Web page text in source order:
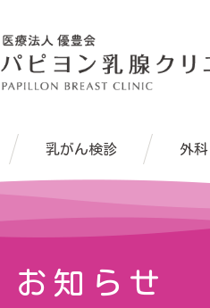
乳がん検診 外
お知らせ